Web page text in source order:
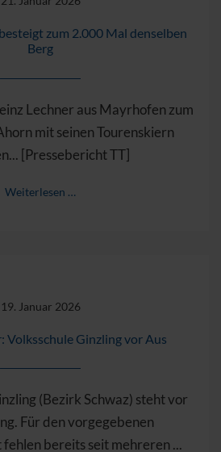
zum 2.000 Mal denselben
Berg
Lechner aus Mayrhofen zum
mit seinen Tourenskiern
[Pressebericht TT]
Weiterlesen …
19. Januar 2026
Volksschule Ginzling vor Aus
(Bezirk Schwaz) steht vor
Für den vorgegebenen
bereits seit mehreren ...